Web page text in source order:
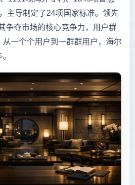
主导制定了24项国家标准。领先
争夺市场的核心竞争力，用户群
从一个个用户到一群群用户，海尔